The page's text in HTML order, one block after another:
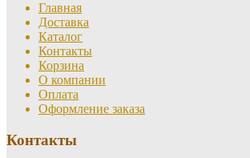
Главная
Доставка
Каталог
Контакты
Корзина
О компании
Оплата
Оформление заказа
Контакты